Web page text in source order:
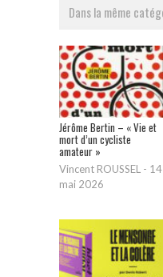
Dans la même
Jérôme Bertin – « Vie et
mort d’un cycliste
amateur »
Vincent ROUSSEL - 14
mai 2026